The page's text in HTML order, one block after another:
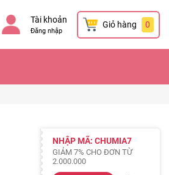
Tài khoản
Đăng nhập
Giỏ hàng 0
NHẬP MÃ: CHUMIA7
GIẢM 7% CHO ĐƠN TỪ
2.000.000